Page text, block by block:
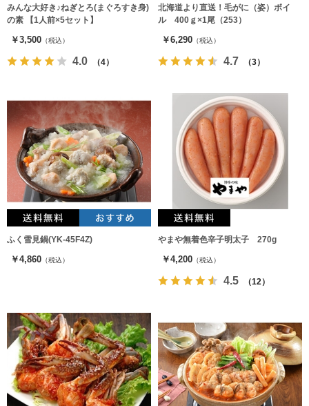
みんな大好き♪ねぎとろ(まぐろすき身)
の素 【1人前×5セット】
￥3,500 （税込）
4.0 （4）
北海道より直送！毛がに（姿）ボイ
ル 400ｇ×1尾（253）
￥6,290 （税込）
4.7 （3）
ふく雪見鍋(YK-45F4Z)
￥4,860 （税込）
やまや無着色辛子明太子 270g
￥4,200 （税込）
4.5 （12）